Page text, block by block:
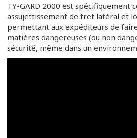
TY-GARD 2000 est spécifiquement
assujettissement de fret latéral et
permettant aux expéditeurs de
matières dangereuses (ou non
sécurité, même dans un